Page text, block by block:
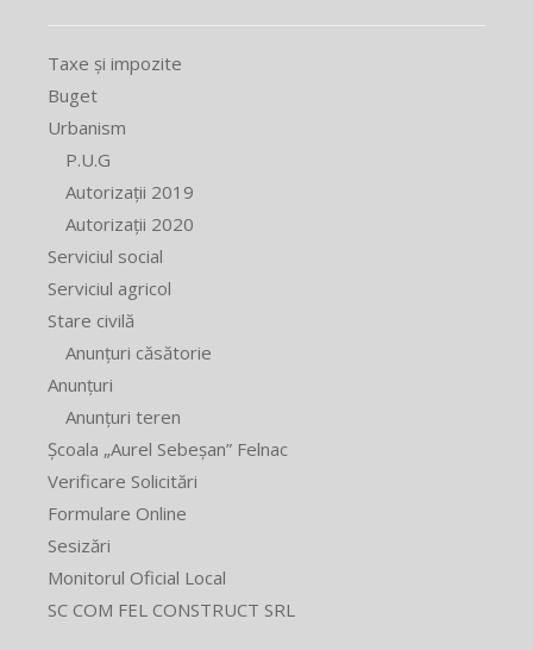
Taxe și impozite
Buget
Urbanism
P.U.G
Autorizații 2019
Autorizații 2020
Serviciul social
Serviciul agricol
Stare civilă
Anunțuri căsătorie
Anunțuri
Anunțuri teren
Școala „Aurel Sebeșan” Felnac
Verificare Solicitări
Formulare Online
Sesizări
Monitorul Oficial Local
SC COM FEL CONSTRUCT SRL